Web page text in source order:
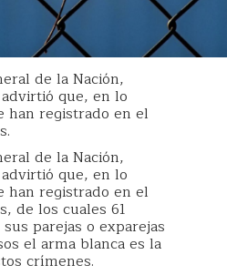
de la Nación,
que, en lo
han registrado en el
de la Nación,
que, en lo
han registrado en el
de los cuales 61
parejas o exparejas
el arma blanca es la
crímenes.